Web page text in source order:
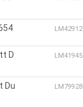
LM42912
D
LM41945
Du
LM79928